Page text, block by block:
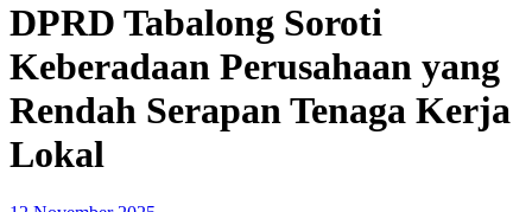
DPRD Tabalong Soroti
Keberadaan Perusahaan yang
Rendah Serapan Tenaga Kerja
Lokal